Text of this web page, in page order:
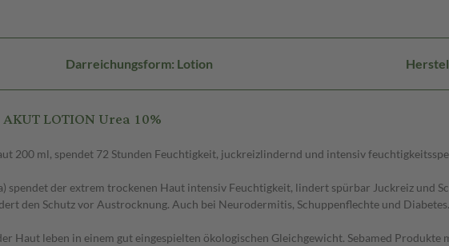
Darreichungsform: Lotion
LOTION Urea 10%
200 ml, spendet 72 Stunden Feuchtigkeit, juckreizlindernd und intensiv
der extrem trockenen Haut intensiv Feuchtigkeit, lindert spürbar Juckreiz und
den Schutz vor Austrocknung. Auch bei Neurodermitis, Schuppenflechte und Diabetes.
Haut leben in einem gut eingespielten ökologischen Gleichgewicht. Sebamed Produkte